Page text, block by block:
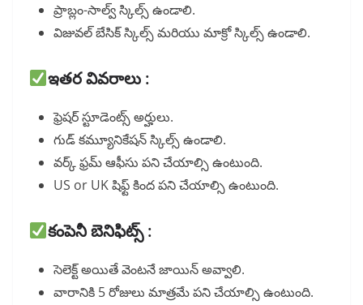
ప్రాబ్లం-సాల్వ్ స్కిల్స్ ఉండాలి.
విజువల్ బేసిక్ స్కిల్స్ మరియు మాక్రో స్కిల్స్ ఉండాలి.
ఇతర వివరాలు :
ఫ్రెషర్ స్టూడెంట్స్ అర్హులు.
గుడ్ కమ్యూనికేషన్ స్కిల్స్ ఉండాలి.
వర్క్ ఫ్రమ్ ఆఫీసు పని చేయాల్సి ఉంటుంది.
US or UK షిఫ్ట్ కింద పని చేయాల్సి ఉంటుంది.
కంపెనీ బెనిఫిట్స్ :
సెలెక్ట్ అయితే వెంటనే జాయిన్ అవ్వాలి.
వారానికి 5 రోజులు మాత్రమే పని చేయాల్సి ఉంటుంది.